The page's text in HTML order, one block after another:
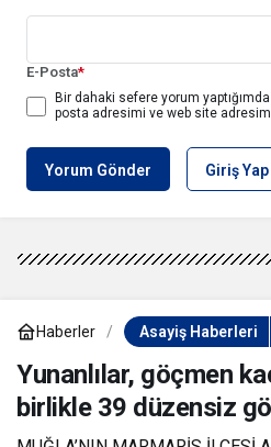
E-Posta*
Bir dahaki sefere yorum
posta adresimi ve web site
Yorum Gönder Giriş Yap
Haberler Asayiş Haberleri
Yunanlılar, göçmen
birlikle 39 düzensiz